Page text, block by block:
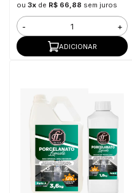
ou 3xde R$ 66,88 sem juros
- +
ADICIONAR